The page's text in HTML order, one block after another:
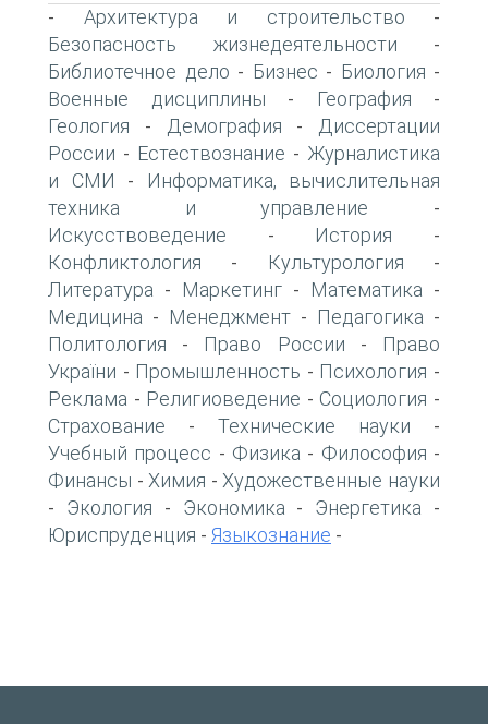
- Архитектура и строительство -
Безопасность жизнедеятельности -
Библиотечное дело - Бизнес - Биология -
Военные дисциплины - География -
Геология - Демография -
Диссертации
России - Естествознание - Журналистика
и СМИ -
Информатика, вычислительная
техника и управление -
Искусствоведение - История -
Конфликтология - Культурология -
Литература - Маркетинг - Математика -
Медицина - Менеджмент - Педагогика -
Политология - Право России -
Право
України - Промышленность - Психология -
Реклама - Религиоведение - Социология -
Страхование - Технические науки -
Учебный процесс - Физика - Философия -
Финансы - Химия - Художественные науки
- Экология - Экономика - Энергетика -
Юриспруденция - Языкознание -